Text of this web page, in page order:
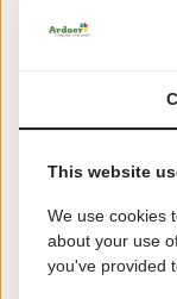
This website
We use cookies
about your use
you've provided